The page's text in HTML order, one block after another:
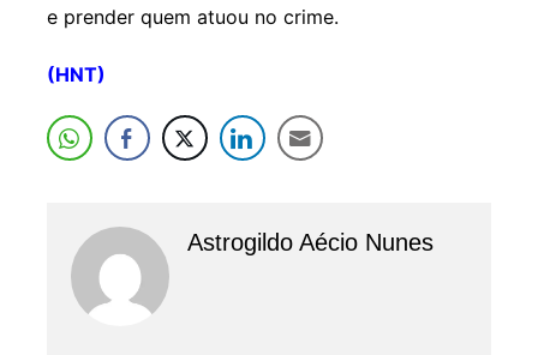
e prender quem atuou no crime.
(HNT)
Astrogildo Aécio Nunes